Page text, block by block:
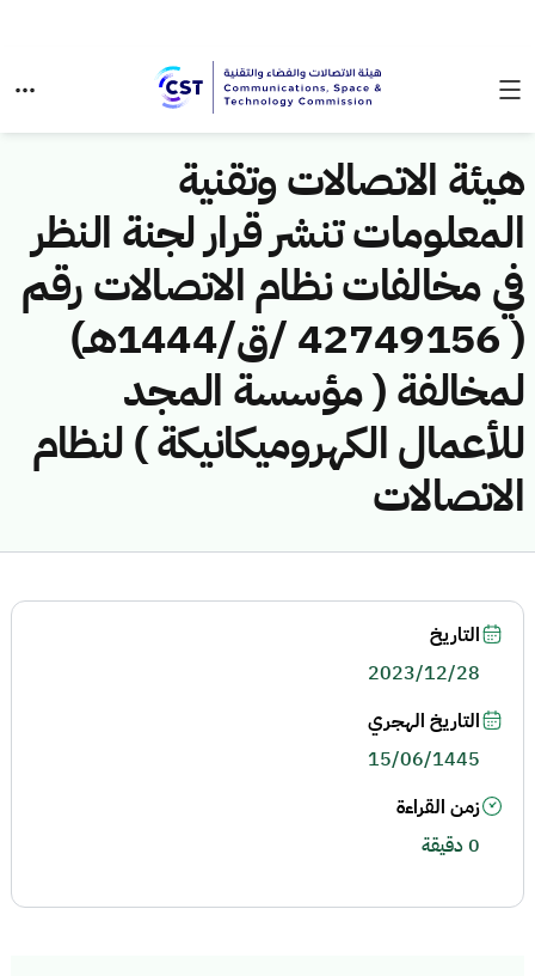
هيئة الاتصالات وتقنية
المعلومات تنشر قرار لجنة النظر
في مخالفات نظام الاتصالات رقم
( 42749156 /ق/1444هـ)
لمخالفة ( مؤسسة المجد
للأعمال الكهروميكانيكة ) لنظام
الاتصالات
التاريخ
2023/12/28
التاريخ الهجري
15/06/1445
زمن القراءة
0 دقيقة